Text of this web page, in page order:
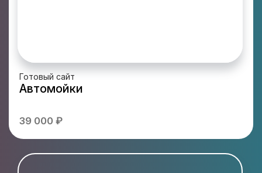
Готовый сайт
Автомойки
39 000 ₽